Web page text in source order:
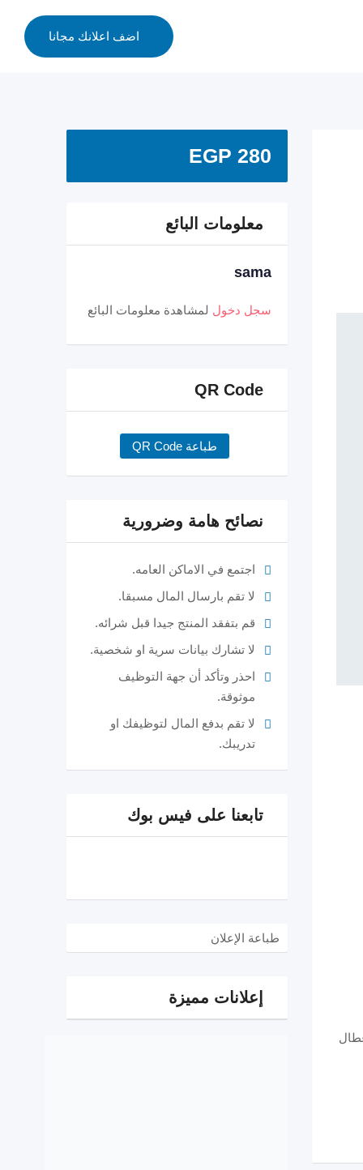
اضف اعلانك مجانا
EGP 280
معلومات البائع
sama
سجل دخول لمشاهدة معلومات البائع
QR Code
طباعة QR Code
نصائح هامة وضرورية
اجتمع في الاماكن العامه.
لا تقم بارسال المال مسبقا.
قم بتفقد المنتج جيدا قبل شرائه.
لا تشارك بيانات سرية او شخصية.
احذر وتأكد أن جهة التوظيف
موثوقة.
لا تقم بدفع المال لتوظيفك او
تدريبك.
تابعنا على فيس بوك
طباعة الإعلان
إعلانات مميزة